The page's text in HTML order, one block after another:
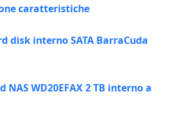
caratteristiche
disk interno SATA BarraCuda
NAS WD20EFAX 2 TB interno a